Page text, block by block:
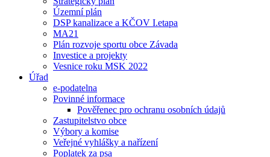
Územní plán
DSP kanalizace a KČOV I.etapa
MA21
Plán rozvoje sportu obce Závada
Investice a projekty
Vesnice roku MSK 2022
Úřad
e-podatelna
Povinné informace
Pověřenec pro ochranu osobních údajů
Zastupitelstvo obce
Výbory a komise
Veřejné vyhlášky a nařízení
Poplatek za psa